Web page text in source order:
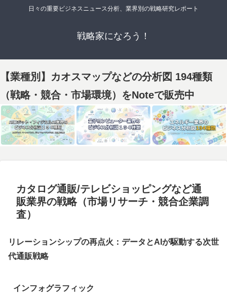
日々の重要ビジネスニュース分析、業界別の戦略研究レポート
戦略家になろう！
【業種別】カオスマップなどの分析図 194種類
（戦略・競合・市場環境）をNoteで販売中
カタログ通販/テレビショッピングなど通
販業界の戦略（市場リサーチ・競合企業調
査）
リレーションシップの再点火：データとAIが駆動する次世
代通販戦略
インフォグラフィック